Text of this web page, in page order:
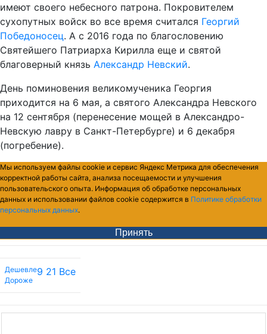
имеют своего небесного патрона. Покровителем
сухопутных войск во все время считался Георгий
Победоносец. А с 2016 года по благословению
Святейшего Патриарха Кирилла еще и святой
благоверный князь Александр Невский.
День поминовения великомученика Георгия
приходится на 6 мая, а святого Александра Невского
на 12 сентября (перенесение мощей в Александро-
Невскую лавру в Санкт-Петербурге) и 6 декабря
(погребение).
Мы используем файлы cookie и сервис Яндекс Метрика для обеспечения
корректной работы сайта, анализа посещаемости и улучшения
пользовательского опыта. Информация об обработке персональных
данных и использовании файлов cookie содержится в Политике обработки
персональных данных.
Принять
Дешевле
Дороже
9 21 Все